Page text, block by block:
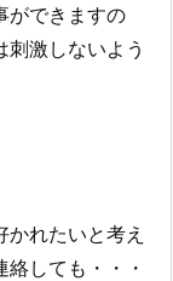
ができますの
激しないよう
れたいと考え
しても・・・